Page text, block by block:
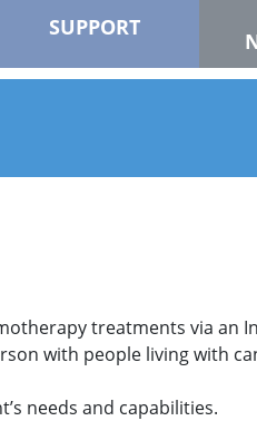
SUPPORT
treatments via an
with people living with
needs and capabilities.